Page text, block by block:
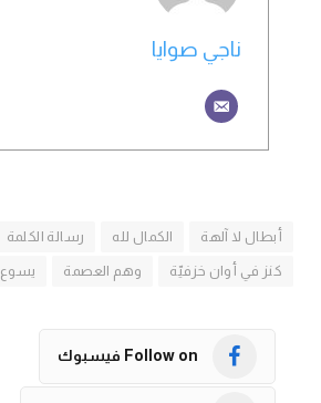
ناجي صوايا
أبطال لا آلهة الكمال لله رسالة الكلمة
كنز في أوان خزفيّة وهم العصمة يسوع
Follow on فيسبوك